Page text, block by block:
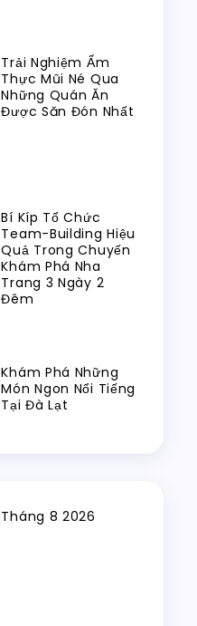
Trải Nghiệm Ẩm
Thực Mũi Né Qua
Những Quán Ăn
Được Săn Đón Nhất
Bí Kíp Tổ Chức
Team-Building Hiệu
Quả Trong Chuyến
Khám Phá Nha
Trang 3 Ngày 2
Đêm
Khám Phá Những
Món Ngon Nổi Tiếng
Tại Đà Lạt
Tháng 8 2026